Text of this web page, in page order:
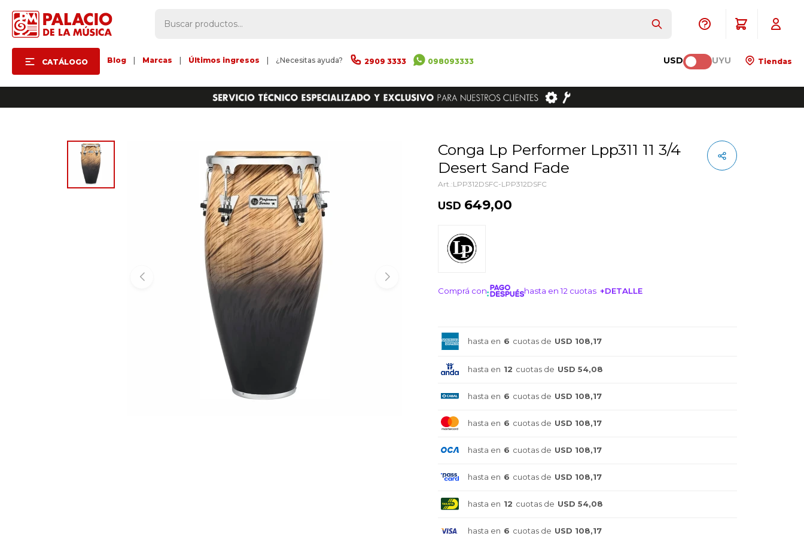
CATÁLOGO Blog Marcas Últimos ingresos ¿Necesitas ayuda? 2909 3333 098093333 USD UYU Tiendas
Conga Lp Performer Lpp311 11 3/4
Desert Sand Fade
LPP312DSFC-LPP312DSFC
USD 649,00
Comprá con hasta en 12 cuotas +DETALLE
hasta en 6 cuotas de USD 108,17
hasta en 12 cuotas de USD 54,08
hasta en 6 cuotas de USD 108,17
hasta en 6 cuotas de USD 108,17
hasta en 6 cuotas de USD 108,17
hasta en 6 cuotas de USD 108,17
hasta en 12 cuotas de USD 54,08
hasta en 6 cuotas de USD 108,17